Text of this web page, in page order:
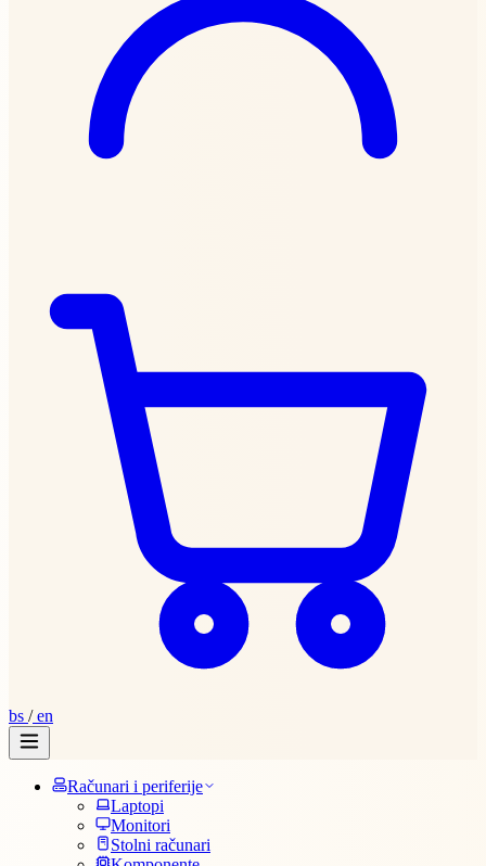
bs /en
Računari i periferije
Laptopi
Monitori
Stolni računari